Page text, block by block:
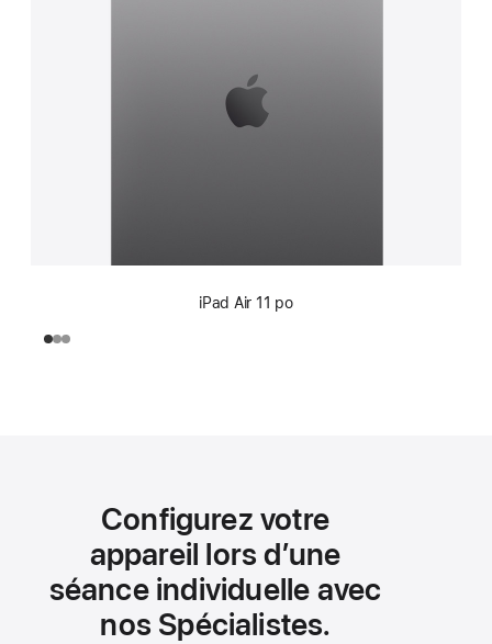
iPad Air 11 po
Configurez votre
appareil lors d’une
séance individuelle avec
nos Spécialistes.